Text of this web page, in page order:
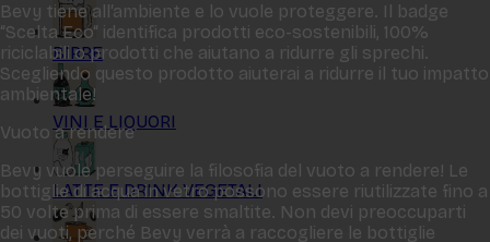
BIRRE
VINI E LIQUORI
LATTE E DRINK VEGETALI
Bevy tiene all‘ambiente e lo vuole proteggere. Il badge
“Scelta Eco“ identifica prodotti eco-sostenibili, 100%
riciclabili o prodotti che aiutano a ridurre gli sprechi.
Scegliendo questo prodotto aiuterai a ridurre il tuo impatto
ambientale!
Vuoto a rendere
Bevy vuole perseguire la filosofia del vuoto a rendere! Le
bottiglie di acqua in vetro possono essere riutilizzate fino a
50 volte prima di essere smaltite. Non devi preoccuparti
dei vuoti, perché Bevy verrà a raccogliere le bottiglie